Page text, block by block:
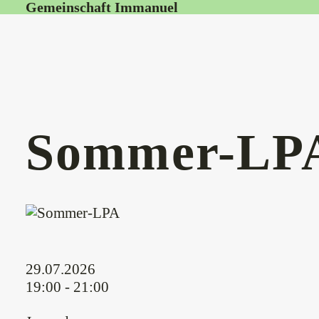
Gemeinschaft Immanuel
Sommer-
29.07.2026
19:00 - 21:00